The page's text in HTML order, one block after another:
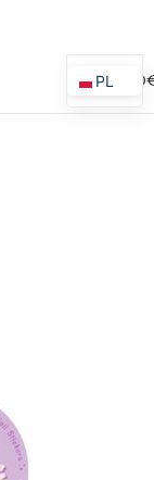
0,00
PL
ES